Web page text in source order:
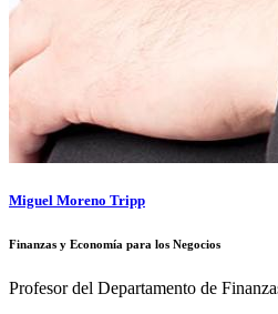
Miguel Moreno Tripp
Finanzas y Economía para los Negocios
Profesor del Departamento de